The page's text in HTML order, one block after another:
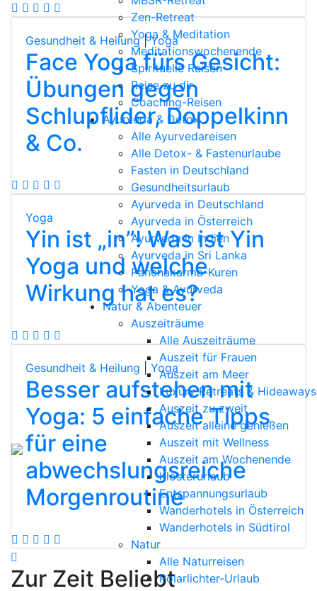
Zen-Retreat
Yoga & Meditation
Meditationswochenende
Spirituelle Reisen
Reise zu dir
Coaching-Reisen
Ayurveda & Detox
Alle Ayurvedareisen
Alle Detox- & Fastenurlaube
Fasten in Deutschland
Gesundheitsurlaub
Ayurveda in Deutschland
Ayurveda in Österreich
Ayurveda in Indien
Ayurveda in Sri Lanka
Panchakarma-Kuren
Yoga & Ayurveda
Natur & Abenteuer
Auszeiträume
Alle Auszeiträume
Auszeit für Frauen
Auszeit am Meer
Luxury Retreats & Hideaways
Auszeit zu zweit
Auszeit alleine genießen
Auszeit mit Wellness
Auszeit am Wochenende
Klosterurlaub
Entspannungsurlaub
Wanderhotels in Österreich
Wanderhotels in Südtirol
Natur
Alle Naturreisen
Polarlichter-Urlaub
Gesundheit & Heilung|Yoga
Face Yoga fürs Gesicht:
Übungen gegen
Schlupflider, Doppelkinn
& Co.
Yoga
Yin ist „in”! Was ist Yin
Yoga und welche
Wirkung hat es?
Gesundheit & Heilung Yoga
Besser aufstehen mit
Yoga: 5 einfache Tipps
für eine
abwechslungsreiche
Morgenroutine
Zur Zeit Beliebt